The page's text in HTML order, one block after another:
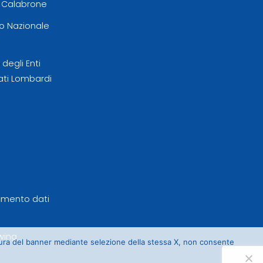
Nazionale
Enti
Lombardi
dati
del banner mediante selezione della stessa X, non consente